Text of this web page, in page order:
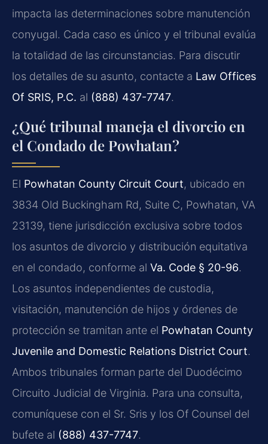
impacta las determinaciones sobre manutención
conyugal. Cada caso es único y el tribunal evalúa
la totalidad de las circunstancias. Para discutir
los detalles de su asunto, contacte a Law Offices
Of SRIS, P.C. al (888) 437-7747.
¿Qué tribunal maneja el divorcio en
el Condado de Powhatan?
El Powhatan County Circuit Court, ubicado en
3834 Old Buckingham Rd, Suite C, Powhatan, VA
23139, tiene jurisdicción exclusiva sobre todos
los asuntos de divorcio y distribución equitativa
en el condado, conforme al Va. Code § 20-96.
Los asuntos independientes de custodia,
visitación, manutención de hijos y órdenes de
protección se tramitan ante el Powhatan County
Juvenile and Domestic Relations District Court.
Ambos tribunales forman parte del Duodécimo
Circuito Judicial de Virginia. Para una consulta,
comuníquese con el Sr. Sris y los Of Counsel del
bufete al (888) 437-7747.